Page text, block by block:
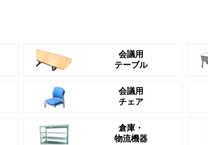
会議用
テーブル
会議用
チェア
倉庫・
物流機器